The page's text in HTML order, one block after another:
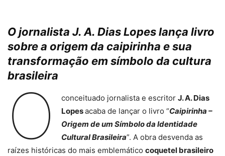
O jornalista J. A. Dias Lopes lança livro
sobre a origem da caipirinha e sua
transformação em símbolo da cultura
brasileira
O conceituado jornalista e escritor J. A. Dias
Lopesacaba de lançar o livro “Caipirinha –
Origem de um Símbolo da Identidade
Cultural Brasileira”. A obra desvenda as
raízes históricas do mais emblemático coquetel brasileiro